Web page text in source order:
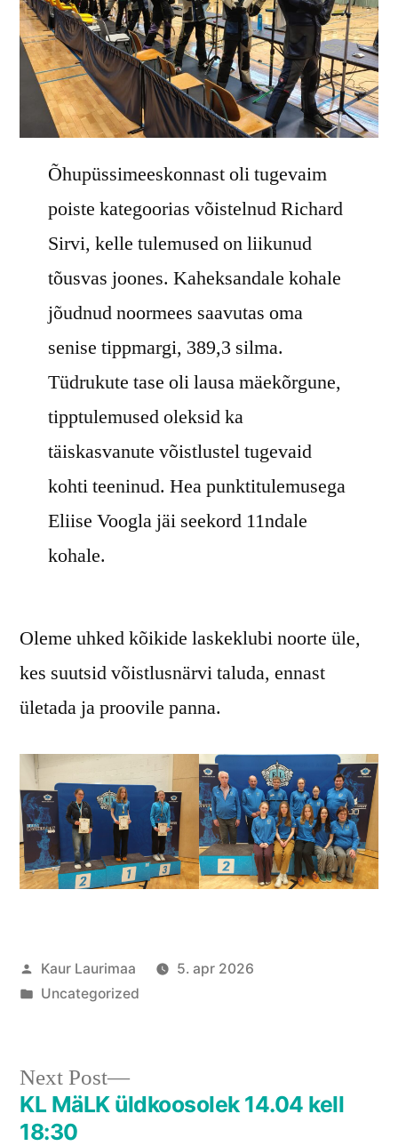
Õhupüssimeeskonnast oli tugevaim
poiste kategoorias võistelnud Richard
Sirvi, kelle tulemused on liikunud
tõusvas joones. Kaheksandale kohale
jõudnud noormees saavutas oma
senise tippmargi, 389,3 silma.
Tüdrukute tase oli lausa mäekõrgune,
tipptulemused oleksid ka
täiskasvanute võistlustel tugevaid
kohti teeninud. Hea punktitulemusega
Eliise Voogla jäi seekord 11ndale
kohale.
Oleme uhked kõikide laskeklubi noorte üle,
kes suutsid võistlusnärvi taluda, ennast
ületada ja proovile panna.
Posted
by
Kaur Laurimaa
5. apr 2026
Posted
Uncategorized
Navigeerimine
Next Post
Next
post:
KL MäLK üldkoosolek 14.04 kell
18:30